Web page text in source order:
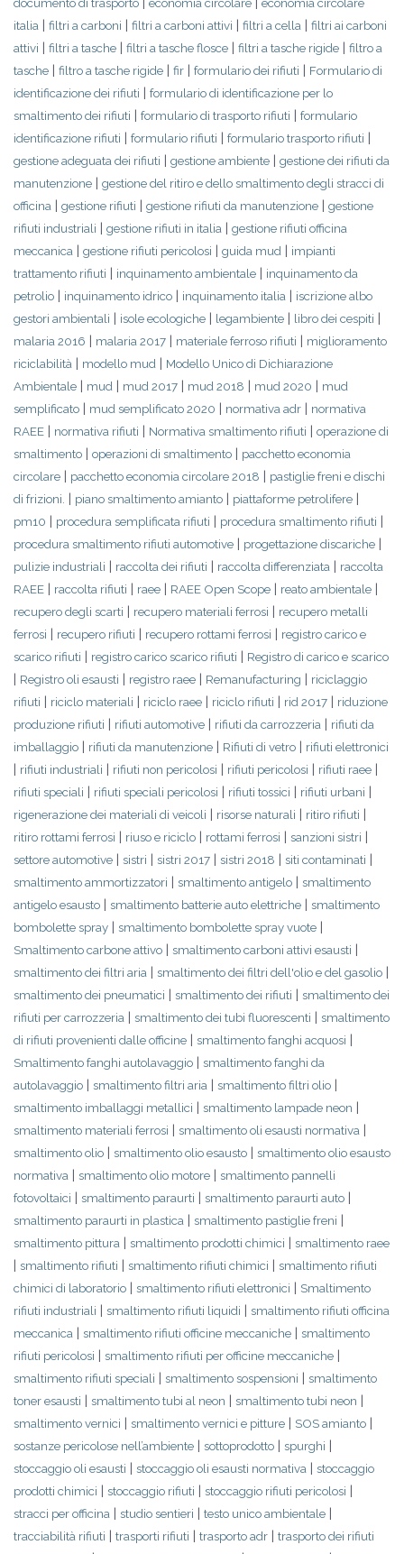
italia | filtri a carboni | filtri a carboni attivi | filtri a cella | filtri ai carboni
attivi | filtri a tasche | filtri a tasche flosce | filtri a tasche rigide | filtro a
tasche | filtro a tasche rigide | fir | formulario dei rifiuti | Formulario di
identificazione dei rifiuti | formulario di identificazione per lo
smaltimento dei rifiuti | formulario di trasporto rifiuti | formulario
identificazione rifiuti | formulario rifiuti | formulario trasporto rifiuti |
gestione adeguata dei rifiuti | gestione ambiente | gestione dei rifiuti da
manutenzione | gestione del ritiro e dello smaltimento degli stracci di
officina | gestione rifiuti | gestione rifiuti da manutenzione | gestione
rifiuti industriali | gestione rifiuti in italia | gestione rifiuti officina
meccanica | gestione rifiuti pericolosi | guida mud | impianti
trattamento rifiuti | inquinamento ambientale | inquinamento da
petrolio | inquinamento idrico | inquinamento italia | iscrizione albo
gestori ambientali | isole ecologiche | legambiente | libro dei cespiti |
malaria 2016 | malaria 2017 | materiale ferroso rifiuti | miglioramento
riciclabilità | modello mud | Modello Unico di Dichiarazione
Ambientale | mud | mud 2017 | mud 2018 | mud 2020 | mud
semplificato | mud semplificato 2020 | normativa adr | normativa
RAEE | normativa rifiuti | Normativa smaltimento rifiuti | operazione di
smaltimento | operazioni di smaltimento | pacchetto economia
circolare | pacchetto economia circolare 2018 | pastiglie freni e dischi
di frizioni. | piano smaltimento amianto | piattaforme petrolifere |
pm10 | procedura semplificata rifiuti | procedura smaltimento rifiuti |
procedura smaltimento rifiuti automotive | progettazione discariche |
pulizie industriali | raccolta dei rifiuti | raccolta differenziata | raccolta
RAEE | raccolta rifiuti | raee | RAEE Open Scope | reato ambientale |
recupero degli scarti | recupero materiali ferrosi | recupero metalli
ferrosi | recupero rifiuti | recupero rottami ferrosi | registro carico e
scarico rifiuti | registro carico scarico rifiuti | Registro di carico e scarico
| Registro oli esausti | registro raee | Remanufacturing | riciclaggio
rifiuti | riciclo materiali | riciclo raee | riciclo rifiuti | rid 2017 | riduzione
produzione rifiuti | rifiuti automotive | rifiuti da carrozzeria | rifiuti da
imballaggio | rifiuti da manutenzione | Rifiuti di vetro | rifiuti elettronici
| rifiuti industriali | rifiuti non pericolosi | rifiuti pericolosi | rifiuti raee |
rifiuti speciali | rifiuti speciali pericolosi | rifiuti tossici | rifiuti urbani |
rigenerazione dei materiali di veicoli | risorse naturali | ritiro rifiuti |
ritiro rottami ferrosi | riuso e riciclo | rottami ferrosi | sanzioni sistri |
settore automotive | sistri | sistri 2017 | sistri 2018 | siti contaminati |
smaltimento ammortizzatori | smaltimento antigelo | smaltimento
antigelo esausto | smaltimento batterie auto elettriche | smaltimento
bombolette spray | smaltimento bombolette spray vuote |
Smaltimento carbone attivo | smaltimento carboni attivi esausti |
smaltimento dei filtri aria | smaltimento dei filtri dell'olio e del gasolio |
smaltimento dei pneumatici | smaltimento dei rifiuti | smaltimento dei
rifiuti per carrozzeria | smaltimento dei tubi fluorescenti | smaltimento
di rifiuti provenienti dalle officine | smaltimento fanghi acquosi |
Smaltimento fanghi autolavaggio | smaltimento fanghi da
autolavaggio | smaltimento filtri aria | smaltimento filtri olio |
smaltimento imballaggi metallici | smaltimento lampade neon |
smaltimento materiali ferrosi | smaltimento oli esausti normativa |
smaltimento olio | smaltimento olio esausto | smaltimento olio esausto
normativa | smaltimento olio motore | smaltimento pannelli
fotovoltaici | smaltimento paraurti | smaltimento paraurti auto |
smaltimento paraurti in plastica | smaltimento pastiglie freni |
smaltimento pittura | smaltimento prodotti chimici | smaltimento raee
| smaltimento rifiuti | smaltimento rifiuti chimici | smaltimento rifiuti
chimici di laboratorio | smaltimento rifiuti elettronici | Smaltimento
rifiuti industriali | smaltimento rifiuti liquidi | smaltimento rifiuti officina
meccanica | smaltimento rifiuti officine meccaniche | smaltimento
rifiuti pericolosi | smaltimento rifiuti per officine meccaniche |
smaltimento rifiuti speciali | smaltimento sospensioni | smaltimento
toner esausti | smaltimento tubi al neon | smaltimento tubi neon |
smaltimento vernici | smaltimento vernici e pitture | SOS amianto |
sostanze pericolose nell’ambiente | sottoprodotto | spurghi |
stoccaggio oli esausti | stoccaggio oli esausti normativa | stoccaggio
prodotti chimici | stoccaggio rifiuti | stoccaggio rifiuti pericolosi |
stracci per officina | studio sentieri | testo unico ambientale |
tracciabilità rifiuti | trasporti rifiuti | trasporto adr | trasporto dei rifiuti